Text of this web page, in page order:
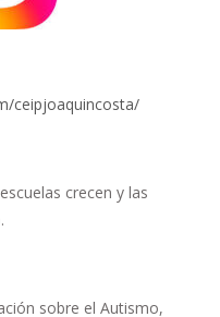
ceipjoaquincosta/
crecen y las
sobre el Autismo,